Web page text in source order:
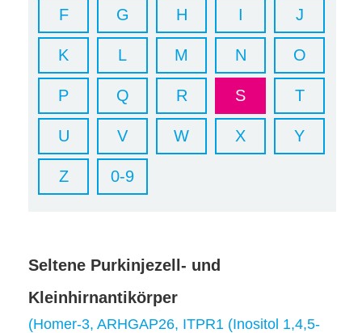
F G H I J
K L M N O
P Q R S T
U V W X Y
Z 0-9
Seltene Purkinjezell- und
Kleinhirnantikörper
(Homer-3, ARHGAP26, ITPR1 (Inositol 1,4,5-